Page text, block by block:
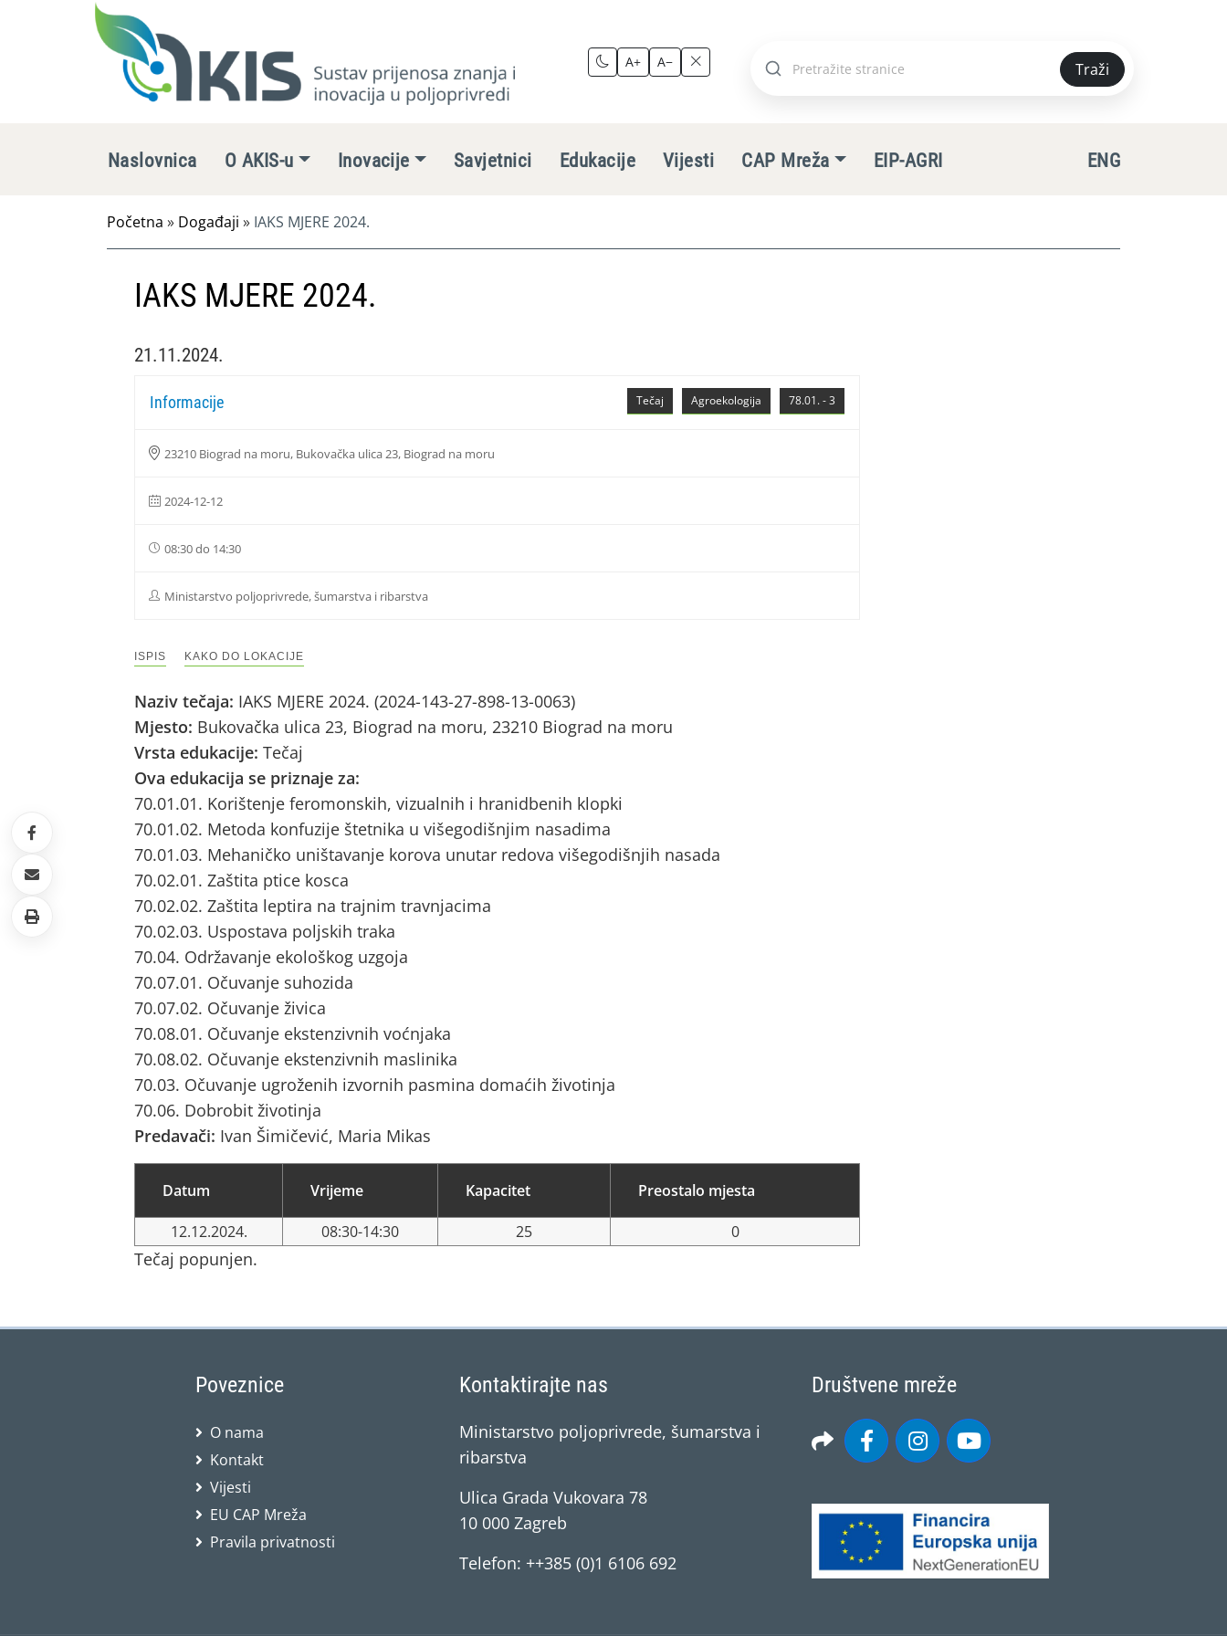
A+ A−
Pretraži
Traži
Naslovnica O AKIS-u Inovacije Savjetnici Edukacije Vijesti CAP Mreža EIP-AGRI ENG
Početna » Događaji » IAKS MJERE 2024.
IAKS MJERE 2024.
21.11.2024.
78.01. - 3
Agroekologija
Tečaj
Informacije
23210 Biograd na moru, Bukovačka ulica 23, Biograd na moru
2024-12-12
08:30 do 14:30
Ministarstvo poljoprivrede, šumarstva i ribarstva
ISPIS KAKO DO LOKACIJE
Naziv tečaja: IAKS MJERE 2024. (2024-143-27-898-13-0063)
Mjesto: Bukovačka ulica 23, Biograd na moru, 23210 Biograd na moru
Vrsta edukacije: Tečaj
Ova edukacija se priznaje za:
70.01.01. Korištenje feromonskih, vizualnih i hranidbenih klopki
70.01.02. Metoda konfuzije štetnika u višegodišnjim nasadima
70.01.03. Mehaničko uništavanje korova unutar redova višegodišnjih nasada
70.02.01. Zaštita ptice kosca
70.02.02. Zaštita leptira na trajnim travnjacima
70.02.03. Uspostava poljskih traka
70.04. Održavanje ekološkog uzgoja
70.07.01. Očuvanje suhozida
70.07.02. Očuvanje živica
70.08.01. Očuvanje ekstenzivnih voćnjaka
70.08.02. Očuvanje ekstenzivnih maslinika
70.03. Očuvanje ugroženih izvornih pasmina domaćih životinja
70.06. Dobrobit životinja
Predavači: Ivan Šimičević, Maria Mikas
Datum Vrijeme Kapacitet Preostalo mjesta
12.12.2024. 08:30-14:30 25 0
Tečaj popunjen.
Poveznice
O nama
Kontakt
Vijesti
EU CAP Mreža
Pravila privatnosti
Kontaktirajte nas
Ministarstvo poljoprivrede, šumarstva i
ribarstva
Ulica Grada Vukovara 78
10 000 Zagreb
Telefon: ++385 (0)1 6106 692
Društvene mreže